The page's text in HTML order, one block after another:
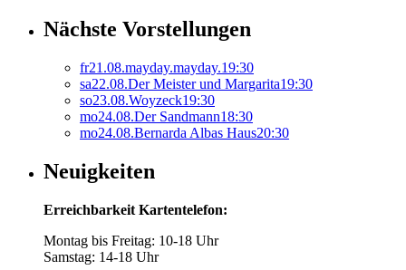
Nächste Vorstellungen
fr21.08.mayday.mayday.19:30
sa22.08.Der Meister und Margarita19:30
so23.08.Woyzeck19:30
mo24.08.Der Sandmann18:30
mo24.08.Bernarda Albas Haus20:30
Neuigkeiten
Erreichbarkeit Kartentelefon:
Montag bis Freitag: 10-18 Uhr
Samstag: 14-18 Uhr